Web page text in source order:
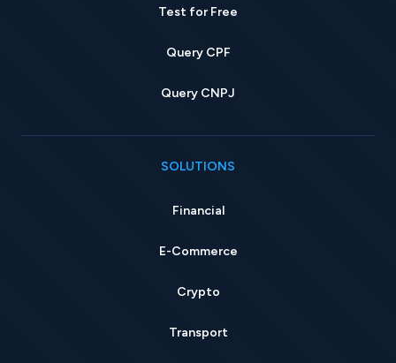
Test for Free
Query CPF
Query CNPJ
SOLUTIONS
Financial
E-Commerce
Crypto
Transport